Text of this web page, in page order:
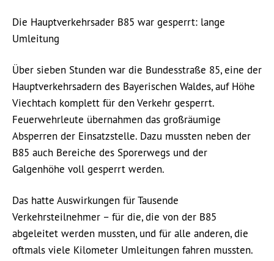
Die Hauptverkehrsader B85 war gesperrt: lange
Umleitung
Über sieben Stunden war die Bundesstraße 85, eine der
Hauptverkehrsadern des Bayerischen Waldes, auf Höhe
Viechtach komplett für den Verkehr gesperrt.
Feuerwehrleute übernahmen das großräumige
Absperren der Einsatzstelle. Dazu mussten neben der
B85 auch Bereiche des Sporerwegs und der
Galgenhöhe voll gesperrt werden.
Das hatte Auswirkungen für Tausende
Verkehrsteilnehmer – für die, die von der B85
abgeleitet werden mussten, und für alle anderen, die
oftmals viele Kilometer Umleitungen fahren mussten.